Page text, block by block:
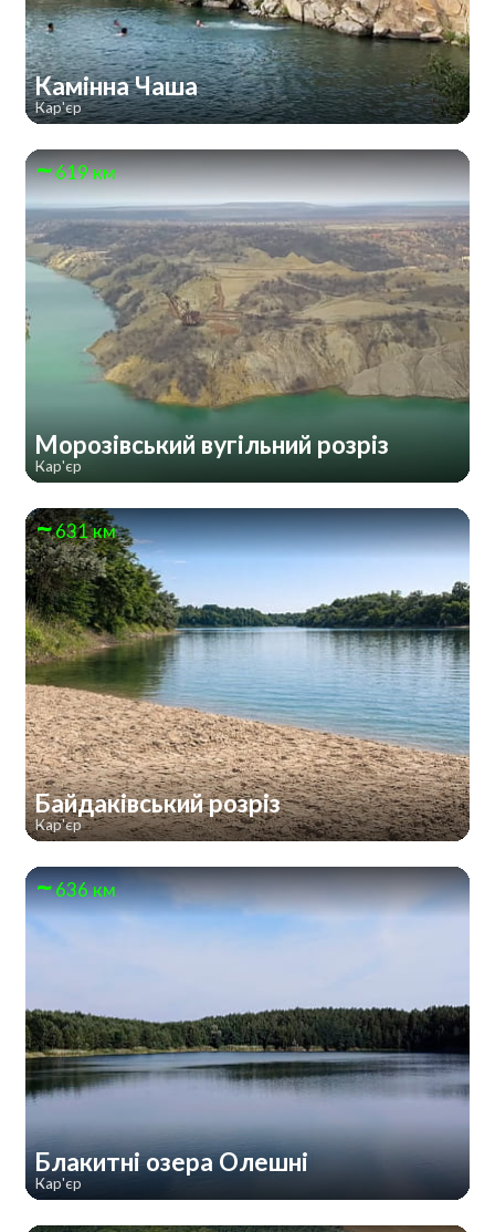
Камінна Чаша
Кар'єр
619 км
Морозівський вугільний розріз
Кар'єр
631 км
Байдаківський розріз
Кар'єр
636 км
Блакитні озера Олешні
Кар'єр